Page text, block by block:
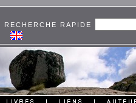
RECHERCHE RAPIDE